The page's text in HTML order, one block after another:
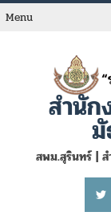
Skip
toMenu
สำนัก
สพม.สุรินทร์ |